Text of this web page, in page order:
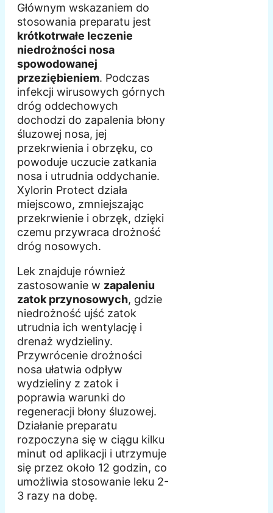
Głównym wskazaniem do
stosowania preparatu jest
krótkotrwałe leczenie
niedrożności nosa
spowodowanej
przeziębieniem. Podczas
infekcji wirusowych górnych
dróg oddechowych
dochodzi do zapalenia błony
śluzowej nosa, jej
przekrwienia i obrzęku, co
powoduje uczucie zatkania
nosa i utrudnia oddychanie.
Xylorin Protect działa
miejscowo, zmniejszając
przekrwienie i obrzęk, dzięki
czemu przywraca drożność
dróg nosowych.
Lek znajduje również
zastosowanie w zapaleniu
zatok przynosowych, gdzie
niedrożność ujść zatok
utrudnia ich wentylację i
drenaż wydzieliny.
Przywrócenie drożności
nosa ułatwia odpływ
wydzieliny z zatok i
poprawia warunki do
regeneracji błony śluzowej.
Działanie preparatu
rozpoczyna się w ciągu kilku
minut od aplikacji i utrzymuje
się przez około 12 godzin, co
umożliwia stosowanie leku 2-
3 razy na dobę.